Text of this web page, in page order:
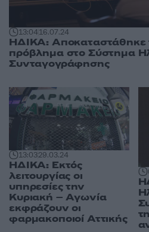
13:0416.07.24
ΗΔΙΚΑ: Αποκαταστάθηκε
πρόβλημα στο Σύστημα
Συνταγογράφησης
13:0329.03.24
ΗΔΙΚΑ: Εκτός
λειτουργίας οι
υπηρεσίες την
Κυριακή – Αγωνία
εκφράζουν οι
φαρμακοποιοί Αττικής